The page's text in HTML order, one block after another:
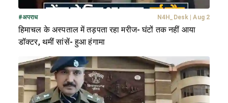
#अपराध N4H_Desk | Aug 2
हिमाचल के अस्पताल में तड़पता रहा मरीज- घंटों तक नहीं आया
डॉक्टर, थमीं सांसें- हुआ हंगामा